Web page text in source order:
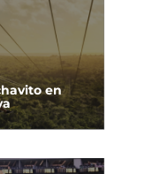
en